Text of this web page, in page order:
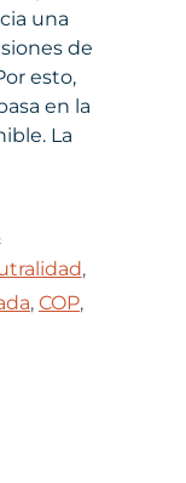
una
de
esto,
en la
La
,
, COP,